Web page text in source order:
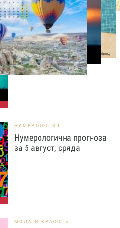
АСТРОЛОГИЯ
Дневен хороскоп за 5
август, сряда
НУМЕРОЛОГИЯ
Нумерологична прогноза
за 5 август, сряда
МОДА И КРАСОТА